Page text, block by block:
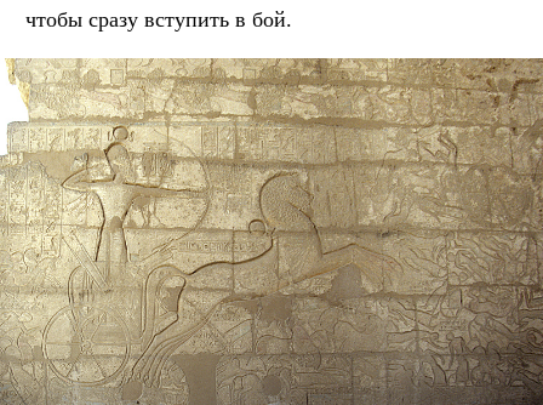
чтобы сразу вступить в бой.